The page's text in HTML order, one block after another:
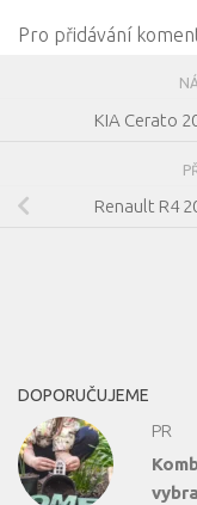
Pro přidávání
KIA Cerato
Renault R4
DOPORUČUJEME
PR